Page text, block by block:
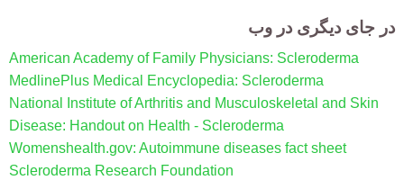
در جای دیگری در وب
American Academy of Family Physicians: Scleroderma
MedlinePlus Medical Encyclopedia: Scleroderma
National Institute of Arthritis and Musculoskeletal and Skin
Disease: Handout on Health - Scleroderma
Womenshealth.gov: Autoimmune diseases fact sheet
Scleroderma Research Foundation